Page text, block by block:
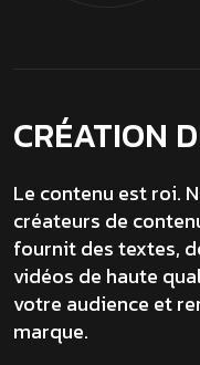
CRÉATION
Le contenu est roi.
créateurs de
fournit des textes,
vidéos de haute
votre audience et
marque.